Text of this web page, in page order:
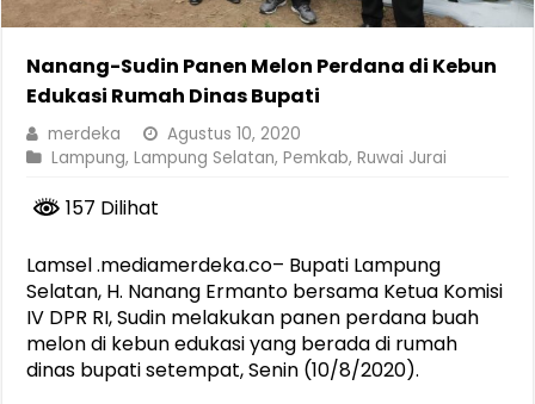
Nanang-Sudin Panen Melon Perdana di Kebun
Edukasi Rumah Dinas Bupati
merdeka
Agustus 10, 2020
Lampung,Lampung Selatan,Pemkab,Ruwai Jurai
157 Dilihat
Lamsel .mediamerdeka.co– Bupati Lampung
Selatan, H. Nanang Ermanto bersama Ketua Komisi
IV DPR RI, Sudin melakukan panen perdana buah
melon di kebun edukasi yang berada di rumah
dinas bupati setempat, Senin (10/8/2020).